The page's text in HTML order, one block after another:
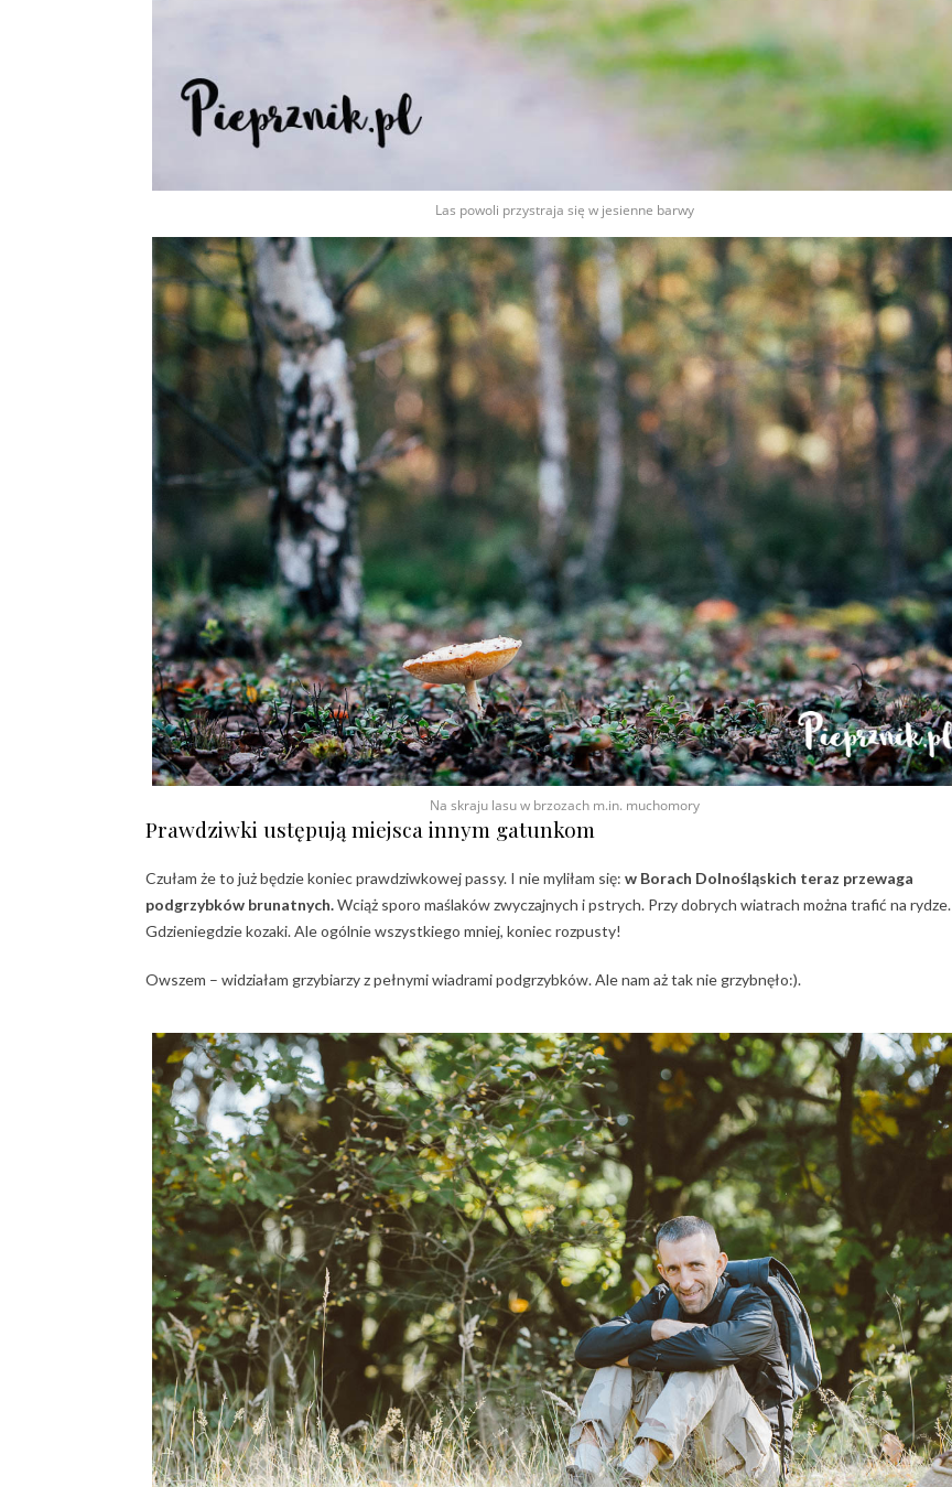
Las powoli przystraja się w jesienne barwy
Na skraju lasu w brzozach m.in. muchomory
Prawdziwki ustępują miejsca innym gatunkom
Czułam że to już będzie koniec prawdziwkowej passy. I nie myliłam się: w Borach Dolnośląskich teraz przewaga
podgrzybków brunatnych.Wciąż sporo maślaków zwyczajnych i pstrych. Przy dobrych wiatrach można trafić na rydze.
Gdzieniegdzie kozaki. Ale ogólnie wszystkiego mniej, koniec rozpusty!
Owszem – widziałam grzybiarzy z pełnymi wiadrami podgrzybków. Ale nam aż tak nie grzybnęło:).